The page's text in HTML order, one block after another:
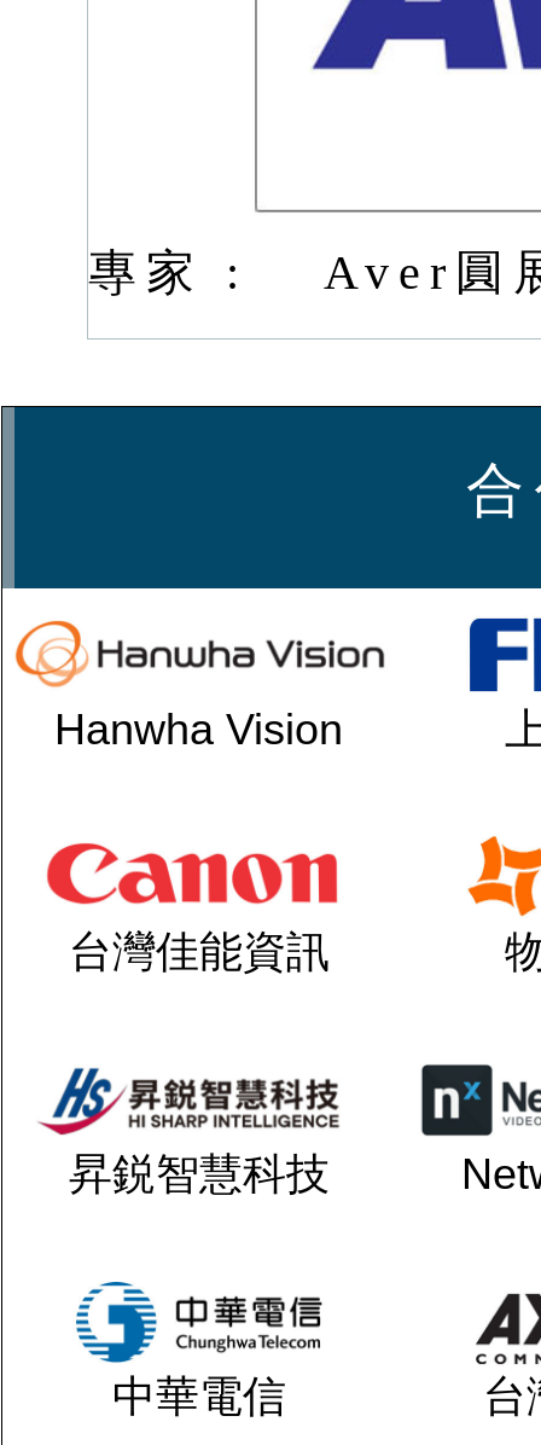
專家 : Aver圓
合
Hanwha Vision
台灣佳能資訊
昇鋭智慧科技
中華電信 台